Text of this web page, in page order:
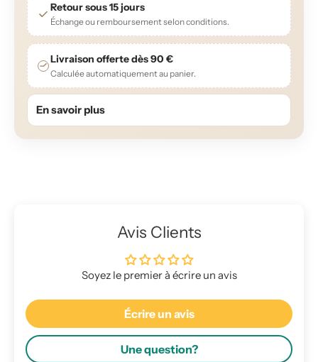
Retour sous 15 jours
Échange ou remboursement selon conditions.
Livraison offerte dès 90 €
Calculée automatiquement au panier.
En savoir plus
Avis Clients
Soyez le premier à écrire un avis
Écrire un avis
Une question?